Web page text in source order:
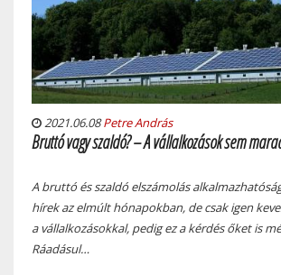
2021.06.08Petre András
Bruttó vagy szaldó? – A vállalkozások sem
A bruttó és szaldó elszámolás
hírek az elmúlt hónapokban, de csak igen
a vállalkozásokkal, pedig ez a kérdés őket is
Ráadásul…